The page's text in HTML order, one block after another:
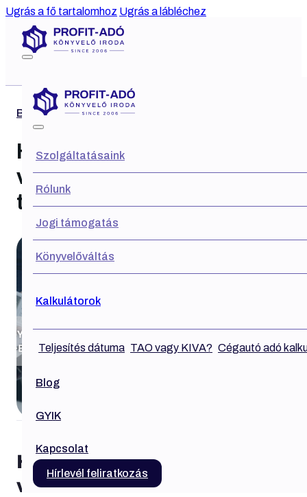
Ugrás a fő tartalomhoz Ugrás a lábléchez
Szolgáltatásaink
Rólunk
Jogi támogatás
Könyvelőváltás
Kalkulátorok
Teljesítés dátuma TAO vagy KIVA? Cégautó adó
Blog
GYIK
Kapcsolat
Hírlevél feliratkozás
Blog
Hogyan vehetsz ki pénzt a
vállalkozásodból Kft.
tulajdonosként?
Hogyan vehetsz ki pénzt a
vállalkozásodból Kft.